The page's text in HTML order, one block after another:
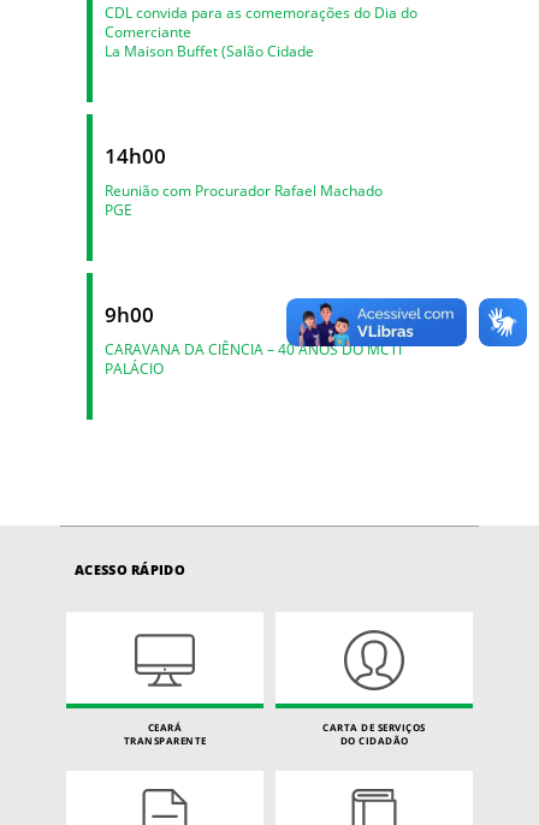
CDL convida para as comemorações do Dia do
Comerciante
La Maison Buffet (Salão Cidade
14h00
Reunião com Procurador Rafael Machado
PGE
9h00
CARAVANA DA CIÊNCIA – 40 ANOS DO MCTI
PALÁCIO
ACESSO RÁPIDO
CEARÁ
TRANSPARENTE
CARTA DE SERVIÇOS
DO CIDADÃO